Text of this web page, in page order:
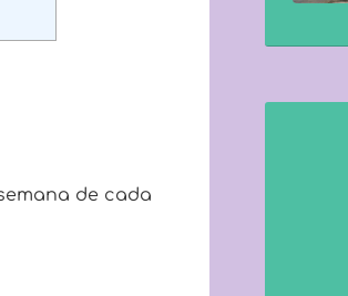
semana de cada